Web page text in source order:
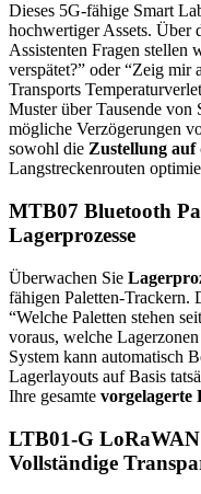
Dieses 5G-fähige Smart
hochwertiger Assets.
Assistenten Fragen stellen
verspätet?” oder “Zeig mir
Transports
Muster über Tausende von
mögliche Verzögerungen
sowohl die Zustellung auf
Langstreckenrouten
MTB07 Bluetooth
Lagerprozesse
Überwachen Sie
fähigen Paletten-
“Welche Paletten stehen
voraus, welche
System kann automatisch
Lagerlayouts auf Basis
Ihre gesamte vorgelagerte
LTB01-G
Vollständige